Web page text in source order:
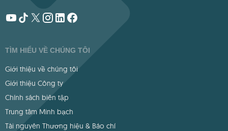
TÌM HIỂU VỀ CHÚNG TÔI
Giới thiệu về chúng tôi
Giới thiệu Công ty
Chính sách biên tập
Trung tâm Minh bạch
Tài nguyên Thương hiệu & Báo chí